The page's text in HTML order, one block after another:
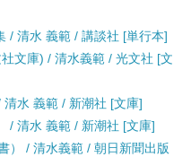
/ 清水 義範 / 講談社 [単行本]
文庫) / 清水義範 / 光文社 [文
水 義範 / 新潮社 [文庫]
/ 清水 義範 / 新潮社 [文庫]
） / 清水義範 / 朝日新聞出版